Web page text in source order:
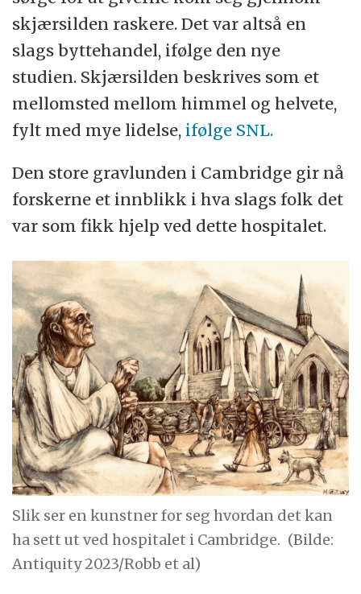
skjærsilden raskere. Det var altså en
slags byttehandel, ifølge den nye
studien. Skjærsilden beskrives som et
mellomsted mellom himmel og helvete,
fylt med mye lidelse, ifølge SNL.
Den store gravlunden i Cambridge gir nå
forskerne et innblikk i hva slags folk det
var som fikk hjelp ved dette hospitalet.
Slik ser en kunstner for seg hvordan det kan
ha sett ut ved hospitalet i Cambridge. (Bilde:
Antiquity 2023/Robb et al)